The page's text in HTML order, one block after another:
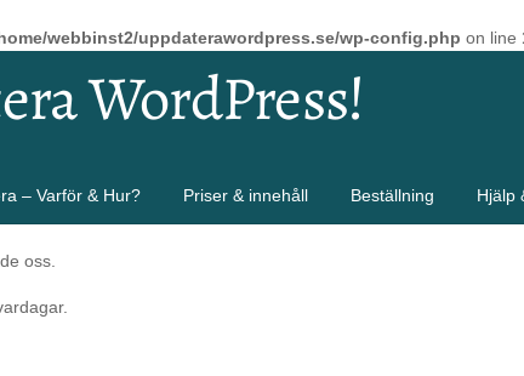
webbinst2/uppdaterawordpress.se/wp-config.php on line
WordPress!
– Varför & Hur? Priser & innehåll Beställning Hjälp
oss.